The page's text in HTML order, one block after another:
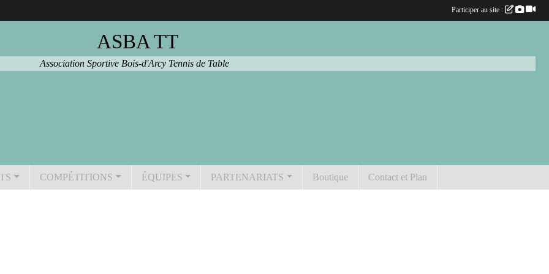
ASBA TT
Association Sportive Bois-d'Arcy Tennis de Table
COMPÉTITIONS ÉQUIPES PARTENARIATS Boutique Contact et Plan
Participer au site :